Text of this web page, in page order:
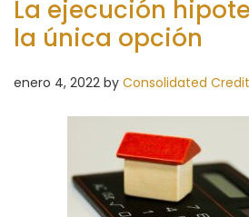
La ejecución
la única opción
enero 4, 2022 by Consolidated